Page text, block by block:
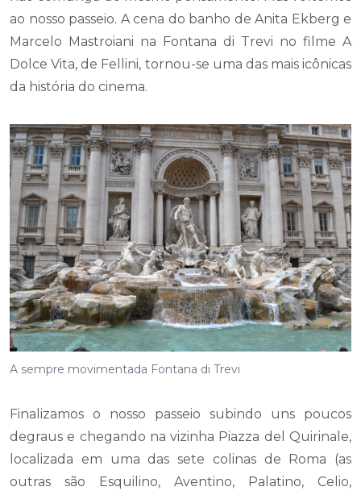
ao nosso passeio. A cena do banho de Anita Ekberg e
Marcelo Mastroiani na Fontana di Trevi no filme A
Dolce Vita, de Fellini, tornou-se uma das mais icônicas
da história do cinema.
A sempre movimentada Fontana di Trevi
Finalizamos o nosso passeio subindo uns poucos
degraus e chegando na vizinha Piazza del Quirinale,
localizada em uma das sete colinas de Roma (as
outras são Esquilino, Aventino, Palatino, Celio,